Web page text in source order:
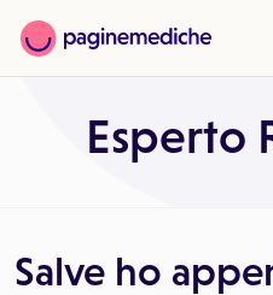
Esperto
Salve ho